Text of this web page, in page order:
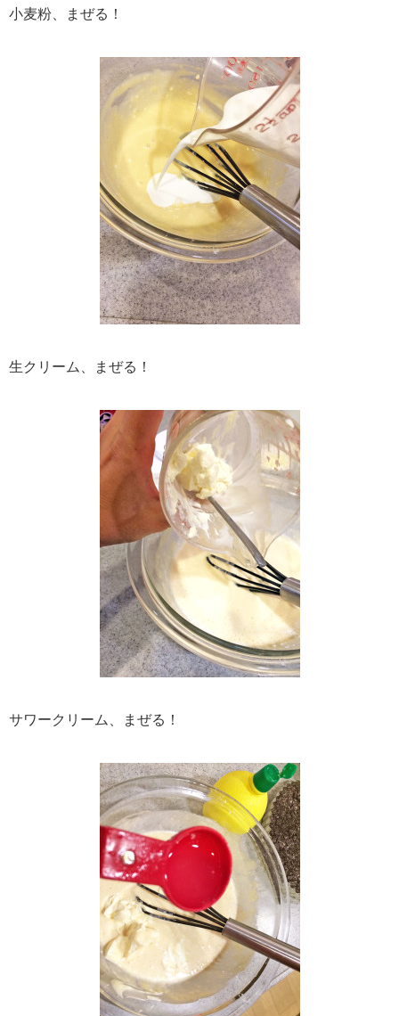
小麦粉、まぜる！
生クリーム、まぜる！
サワークリーム、まぜる！